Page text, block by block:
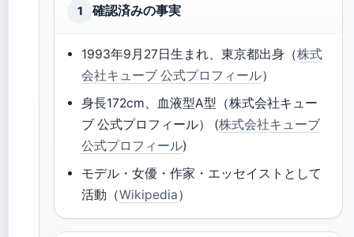
1 確認済みの事実
1993年9月27日生まれ、東京都出身（株式
会社キューブ 公式プロフィール）
身長172cm、血液型A型（株式会社キュー
ブ 公式プロフィール） (株式会社キューブ
公式プロフィール)
モデル・女優・作家・エッセイストとして
活動（Wikipedia）